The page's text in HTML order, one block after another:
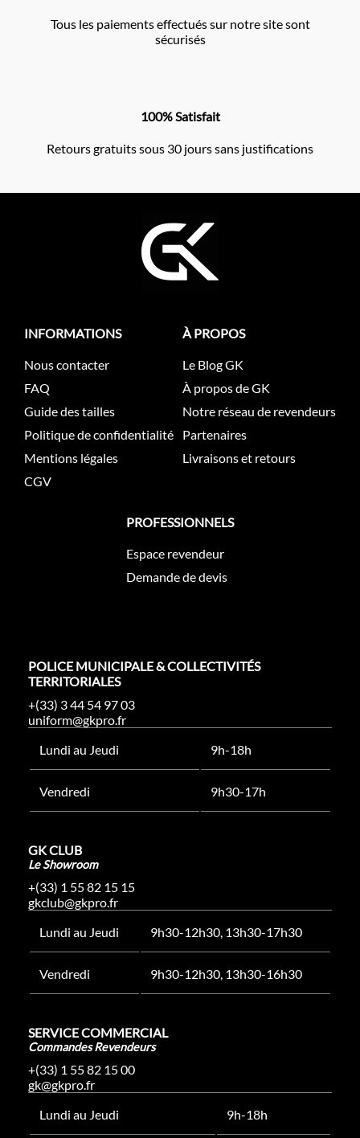
Tous les paiements effectués sur notre site sont
sécurisés
100% Satisfait
Retours gratuits sous 30 jours sans justifications
INFORMATIONS
Nous contacter
FAQ
Guide des tailles
Politique de confidentialité
Mentions légales
CGV
À PROPOS
Le Blog GK
À propos de GK
Notre réseau de revendeurs
Partenaires
Livraisons et retours
PROFESSIONNELS
Espace revendeur
Demande de devis
POLICE MUNICIPALE & COLLECTIVITÉS
TERRITORIALES
+(33) 3 44 54 97 03
uniform@gkpro.fr
Lundi au Jeudi
9h-18h
Vendredi 9h30-17h
GK CLUB
Le Showroom
+(33) 1 55 82 15 15
gkclub@gkpro.fr
Lundi au Jeudi
9h30-12h30, 13h30-17h30
Vendredi 9h30-12h30, 13h30-16h30
SERVICE COMMERCIAL
Commandes Revendeurs
+(33) 1 55 82 15 00
gk@gkpro.fr
Lundi au Jeudi
9h-18h